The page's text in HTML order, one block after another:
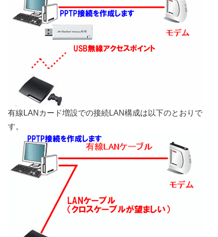
有線LANカード増設での接続LAN構成は以下のとおりで
す。